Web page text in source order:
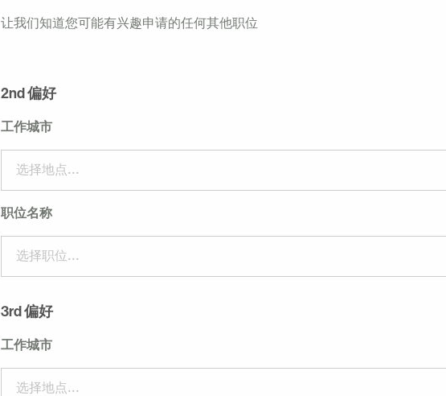
让我们知道您可能有兴趣申请的任何其他职位
2nd 偏好
工作城市
选择地点...
职位名称
选择职位...
3rd 偏好
工作城市
选择地点...